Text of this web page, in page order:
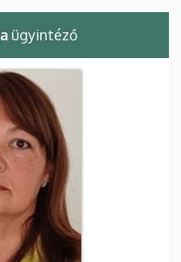
ügyintéző